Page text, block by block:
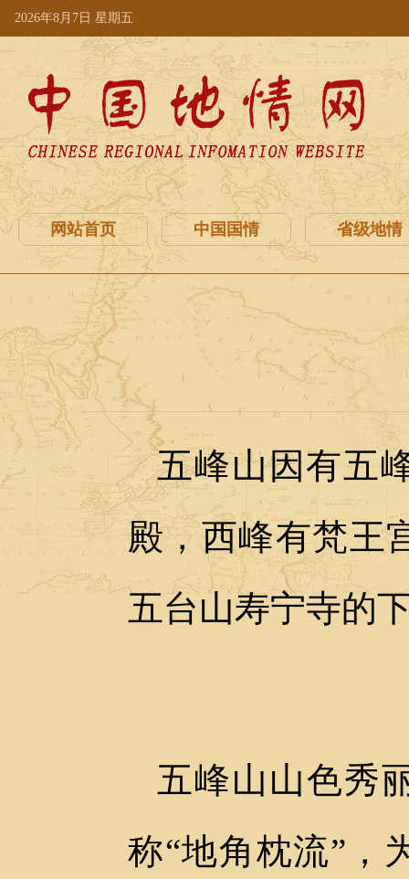
2026年8月7日 星期五
网站首页 中国国情 省级地情
五峰山因有五
殿，西峰有梵王
五台山寿宁寺的
五峰山山色秀
称“地角枕流”，